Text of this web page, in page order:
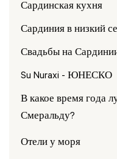
Сардинская кухня
Сардиния в низкий
Свадьбы на
Su Nuraxi - ЮНЕСКО
В какое время года
Смеральду?
Отели у моря